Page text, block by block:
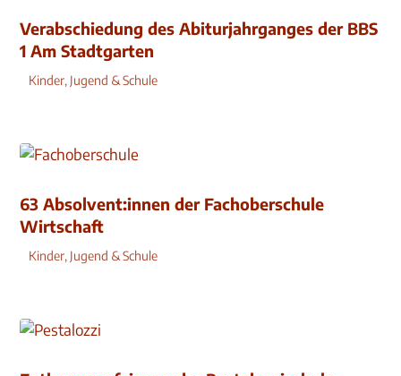
Verabschiedung des Abiturjahrganges der BBS
1 Am Stadtgarten
Kinder, Jugend & Schule
63 Absolvent:innen der Fachoberschule
Wirtschaft
Kinder, Jugend & Schule